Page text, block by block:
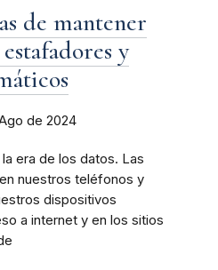
de mantener
y
de 2024
era de los datos. Las
nuestros teléfonos y
dispositivos
a internet y en los sitios